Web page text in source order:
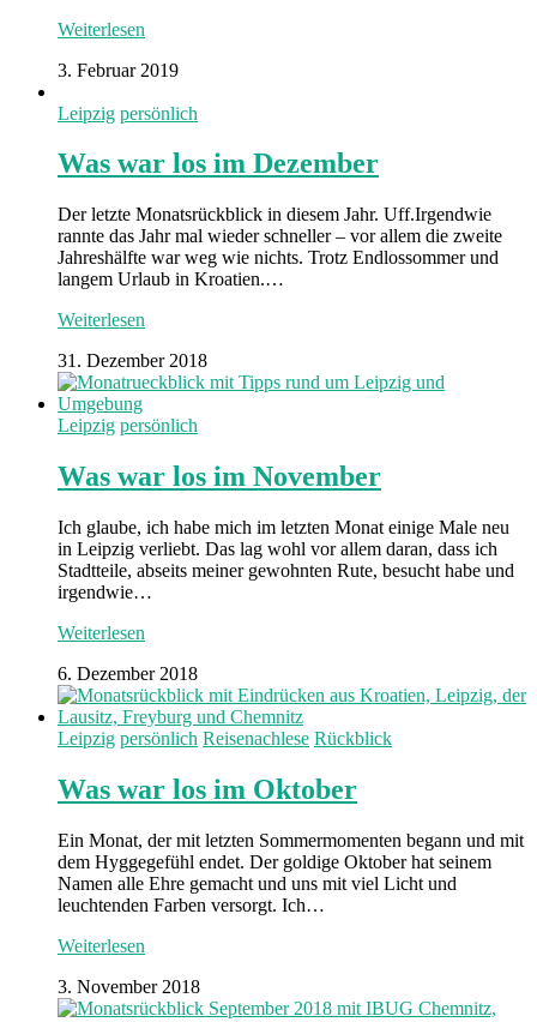
Weiterlesen
3. Februar 2019
Leipzig persönlich
Was war los im Dezember
Der letzte Monatsrückblick in diesem Jahr. Uff.Irgendwie
rannte das Jahr mal wieder schneller – vor allem die zweite
Jahreshälfte war weg wie nichts. Trotz Endlossommer und
langem Urlaub in Kroatien.…
Weiterlesen
31. Dezember 2018
Leipzig persönlich
Was war los im November
Ich glaube, ich habe mich im letzten Monat einige Male neu
in Leipzig verliebt. Das lag wohl vor allem daran, dass ich
Stadtteile, abseits meiner gewohnten Rute, besucht habe und
irgendwie…
Weiterlesen
6. Dezember 2018
Leipzig persönlich Reisenachlese Rückblick
Was war los im Oktober
Ein Monat, der mit letzten Sommermomenten begann und mit
dem Hyggegefühl endet. Der goldige Oktober hat seinem
Namen alle Ehre gemacht und uns mit viel Licht und
leuchtenden Farben versorgt. Ich…
Weiterlesen
3. November 2018